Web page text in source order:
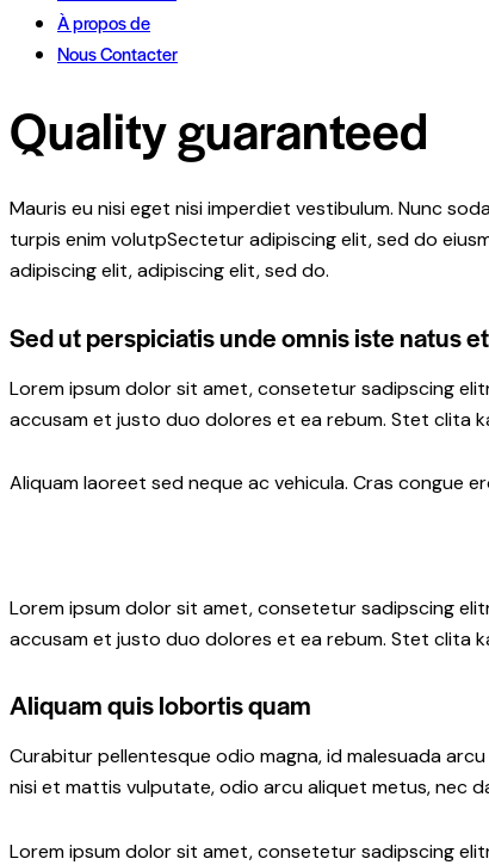
À propos de
Nous Contacter
Quality guaranteed
Mauris eu nisi eget nisi imperdiet vestibulum. Nunc
turpis enim volutpSectetur adipiscing elit, sed do
adipiscing elit, adipiscing elit, sed do.
Sed ut perspiciatis unde omnis iste natus et
Lorem ipsum dolor sit amet, consetetur sadipscing
accusam et justo duo dolores et ea rebum. Stet clita
Aliquam laoreet sed neque ac vehicula. Cras congue
Lorem ipsum dolor sit amet, consetetur sadipscing
accusam et justo duo dolores et ea rebum. Stet clita
Aliquam quis lobortis quam
Curabitur pellentesque odio magna, id malesuada
nisi et mattis vulputate, odio arcu aliquet metus, nec
Lorem ipsum dolor sit amet, consetetur sadipscing